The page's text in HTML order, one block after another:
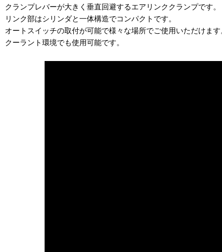
クランプレバーが大きく垂直回避するエアリンククランプです。
リンク部はシリンダと一体構造でコンパクトです。
オートスイッチの取付が可能で様々な場所でご使用いただけます
クーラント環境でも使用可能です。